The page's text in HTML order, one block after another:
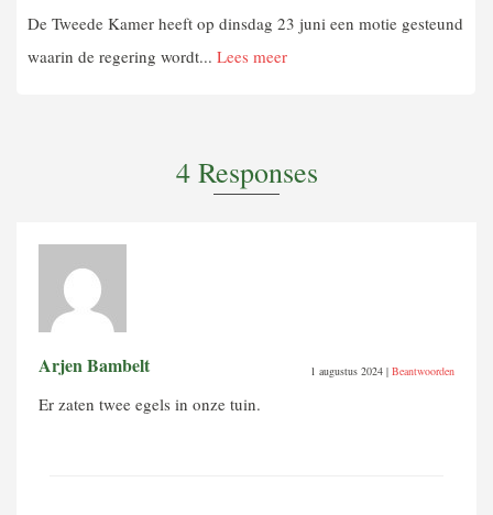
De Tweede Kamer heeft op dinsdag 23 juni een motie gesteund
waarin de regering wordt... Lees meer
4 Responses
Arjen Bambelt 1 augustus 2024 | Beantwoorden
Er zaten twee egels in onze tuin.